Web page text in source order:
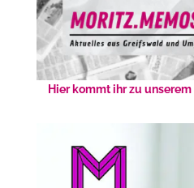
Hier kommt ihr zu